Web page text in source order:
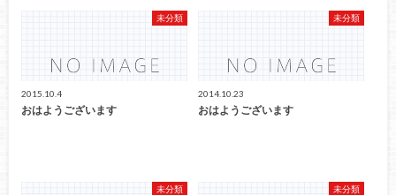
未分類
2015.10.4
おはようございます
未分類
2014.10.23
おはようございます
未分類 未分類